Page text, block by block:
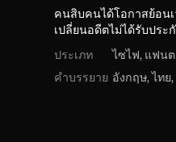
คนสิบคนได้โอกาสย้อน
เปลี่ยนอดีตไม่ได้รับปร
ประเภท
ไซไฟ, แฟน
คำบรรยาย อังกฤษ, ไทย